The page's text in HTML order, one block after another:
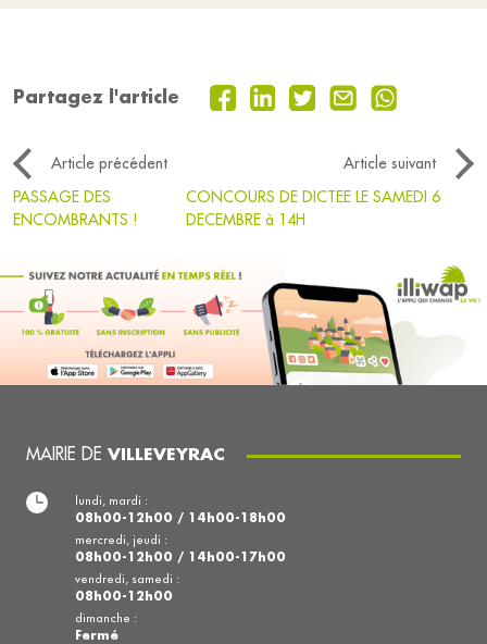
Partagez l'article
Article précédent
Article suivant
PASSAGE DES
ENCOMBRANTS !
CONCOURS DE DICTEE LE SAMEDI 6
DECEMBRE à 14H
MAIRIE DE VILLEVEYRAC
lundi, mardi :
08h00-12h00 / 14h00-18h00
mercredi, jeudi :
08h00-12h00 / 14h00-17h00
vendredi, samedi :
08h00-12h00
dimanche :
Fermé